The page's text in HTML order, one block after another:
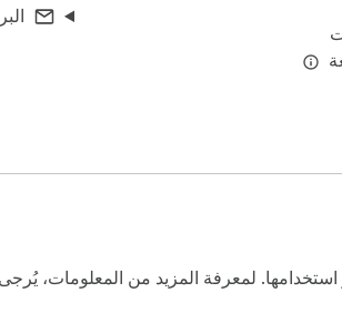
لمعرفة المزيد من المعلومات،